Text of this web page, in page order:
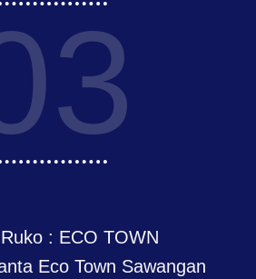
: ECO TOWN
Eco Town Sawangan